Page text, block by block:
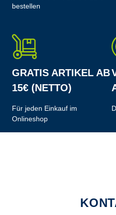
bestellen
GRATIS ARTIKEL AB
15€ (NETTO)
Für jeden Einkauf im
Onlineshop